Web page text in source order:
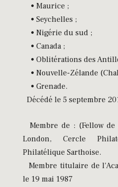
• Maurice ;
• Seychelles ;
• Nigérie du sud ;
• Canada ;
• Oblitérations des
• Nouvelle-Zélande
• Grenade.
Décédé le 5 septembre
Membre de : (Fellow
London, Cercle
Philatélique Sarthoise.
Membre titulaire de
le 19 mai 1987